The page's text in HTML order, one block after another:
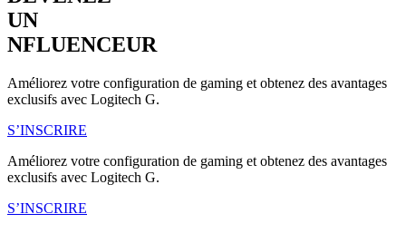
UN
NFLUENCEUR
Améliorez votre configuration de gaming et obtenez des avantages
exclusifs avec Logitech G.
S’INSCRIRE
Améliorez votre configuration de gaming et obtenez des avantages
exclusifs avec Logitech G.
S’INSCRIRE